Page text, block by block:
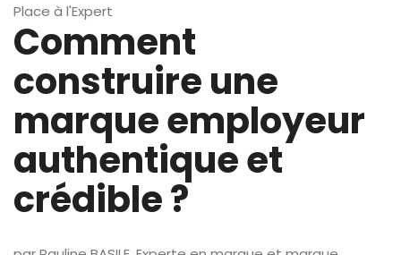
Place à l'Expert
Comment
construire une
marque employeur
authentique et
crédible ?